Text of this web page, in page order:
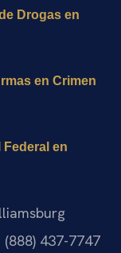
Drogas en
en Crimen
en
437-7747